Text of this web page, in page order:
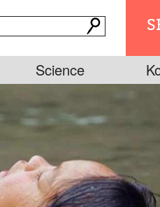
Science